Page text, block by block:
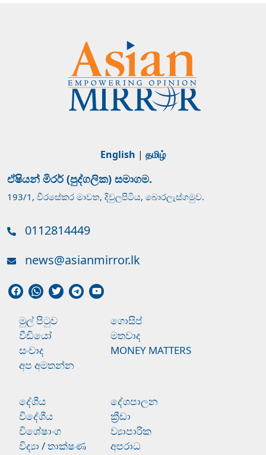
English | தமிழ்
ඒෂියන් මිරර් (පුද්ගලික) සමාගම.
193/1, වීරසේකර මාවත, දිවුලපිටිය, බොරලැස්ගමුව.
0112814449
news@asianmirror.lk
මුල් පිටුව
ගොසිප්
වීඩියෝ
මතවාද
සංවාද
MONEY MATTERS
අප අමතන්න
දේශීය
දේශපාලන
විදේශීය
ක්‍රීඩා
විශේෂාංග
ව්‍යාපාරික
විද්‍යා / තාක්ෂණ
අපරාධ